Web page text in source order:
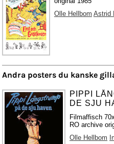
Olle Hellbom Astrid
Andra posters du kanske
PIPPI
DE SJU
Filmaffisch
RO archive
Olle Hellbom